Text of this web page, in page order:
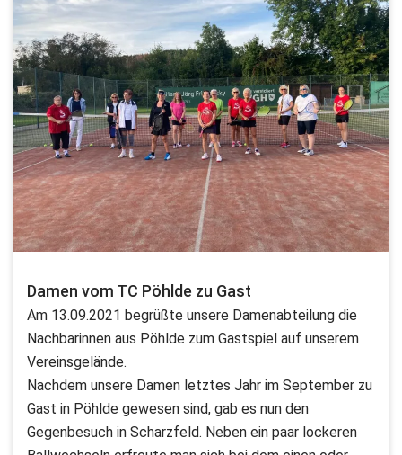
Damen vom TC Pöhlde zu Gast
Am 13.09.2021 begrüßte unsere Damenabteilung die
Nachbarinnen aus Pöhlde zum Gastspiel auf unserem
Vereinsgelände.
Nachdem unsere Damen letztes Jahr im September zu
Gast in Pöhlde gewesen sind, gab es nun den
Gegenbesuch in Scharzfeld. Neben ein paar lockeren